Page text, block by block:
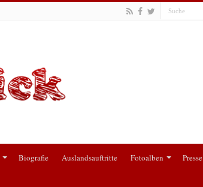
Biografie Auslandsauftritte Fotoalben Presse